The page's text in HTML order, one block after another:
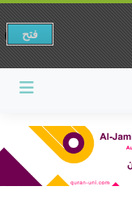
فتح